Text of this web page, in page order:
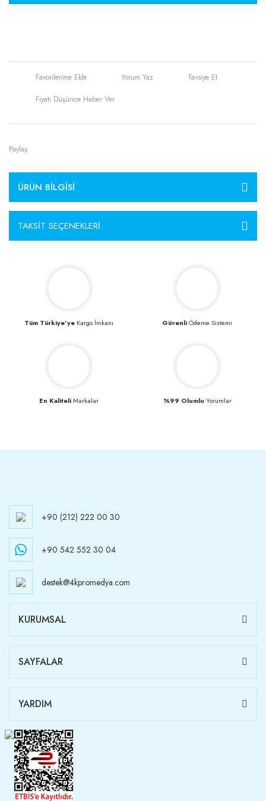
Yorum Yaz Tavsiye Et
Fiyatı Düşünce Haber Ver
Paylaş:
ÜRÜN BILGISI
TAKSIT SEÇENEKLERI
Tüm Türkiye’yeKargo İmkanı GüvenliÖdeme Sistemi
En KaliteliMarkalar %99 Olumlu Yorumlar
+90 (212) 222 00 30
+90 542 552 30 04
destek@4kpromedya.com
KURUMSAL
SAYFALAR
YARDIM